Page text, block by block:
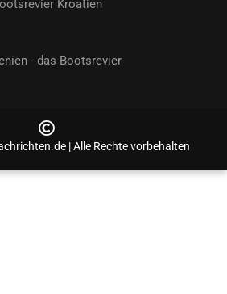
Kroatien
- das Bootsrevier
| Alle Rechte vorbehalten